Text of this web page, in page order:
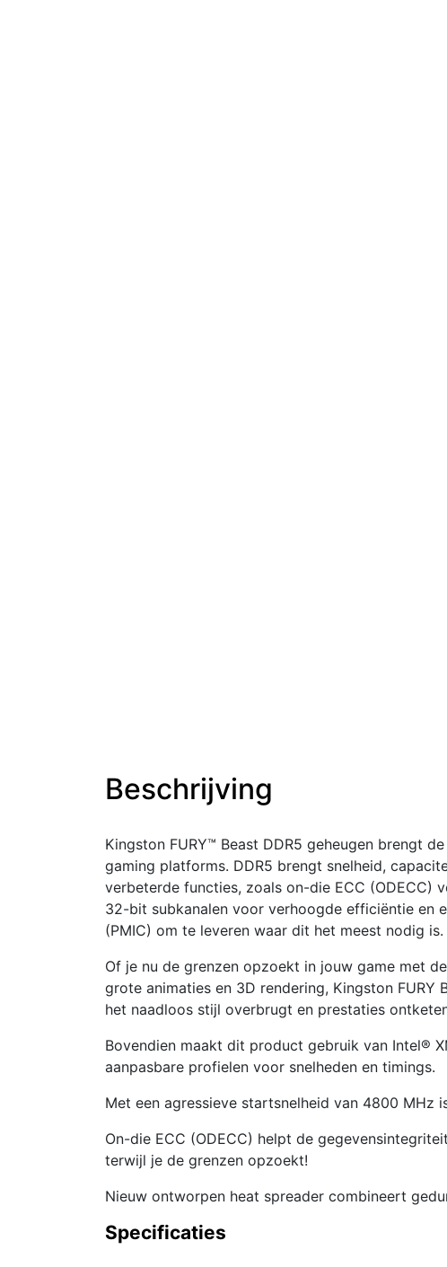
Beschrijving
Kingston FURY™ Beast DDR5 geheugen brengt
gaming platforms. DDR5 brengt snelheid,
verbeterde functies, zoals on-die ECC (ODECC)
32-bit subkanalen voor verhoogde efficiëntie en
(PMIC) om te leveren waar dit het meest nodig is.
Of je nu de grenzen opzoekt in jouw game met
grote animaties en 3D rendering, Kingston
het naadloos stijl overbrugt en prestaties
Bovendien maakt dit product gebruik van Intel®
aanpasbare profielen voor snelheden en timings.
Met een agressieve startsnelheid van 4800 MHz
On-die ECC (ODECC) helpt de
terwijl je de grenzen opzoekt!
Nieuw ontworpen heat spreader combineert
Specificaties